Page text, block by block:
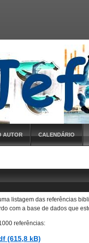
AUTOR CALENDÁRIO
listagem das referências
com a base de dados que
referências:
(615,8 kB)